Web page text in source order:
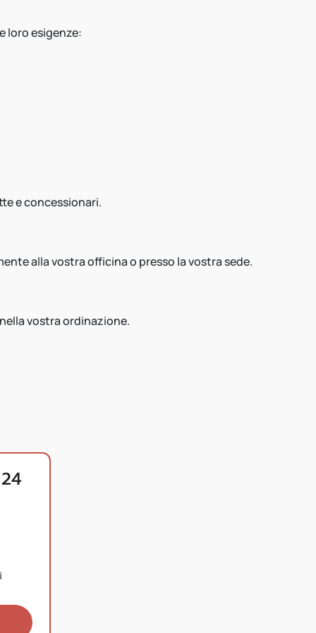
loro esigenze:
e concessionari.
alla vostra officina o presso la vostra sede.
vostra ordinazione.